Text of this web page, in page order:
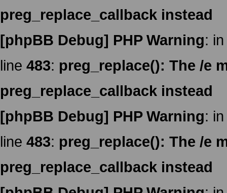
preg_replace_callback instead
[phpBB Debug] PHP Warning:
line 483: preg_replace(): The /e
preg_replace_callback instead
[phpBB Debug] PHP Warning:
line 483: preg_replace(): The /e
preg_replace_callback instead